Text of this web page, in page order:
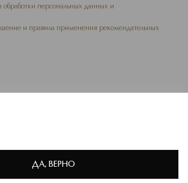
обработки персональных данных и
и правила применения рекомендательных
ДА, ВЕРНО